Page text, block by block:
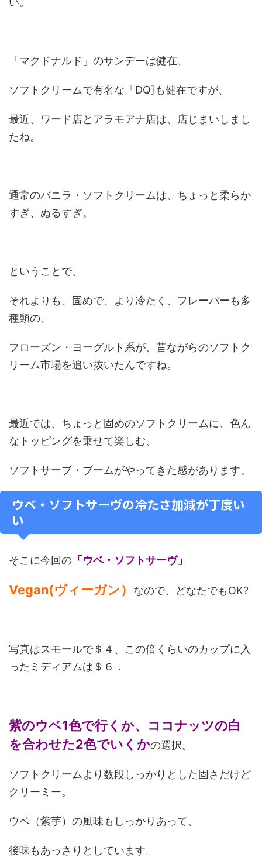
「マクドナルド」のサンデーは健在、
ソフトクリームで有名な「DQ]も健在ですが、
最近、ワード店とアラモアナ店は、店じまいしまし
たね。
通常のバニラ・ソフトクリームは、ちょっと柔らか
すぎ、ぬるすぎ。
ということで、
それよりも、固めで、より冷たく、フレーバーも多
種類の、
フローズン・ヨーグルト系が、昔ながらのソフトク
リーム市場を追い抜いたんですね。
最近では、ちょっと固めのソフトクリームに、色ん
なトッピングを乗せて楽しむ、
ソフトサーブ・ブームがやってきた感があります。
ウベ・ソフトサーヴの冷たさ加減が丁度い
い
そこに今回の 「ウベ・ソフトサーヴ」
Vegan(ヴィーガン） なので、どなたでもOK?
写真はスモールで＄４、この倍くらいのカップに入
ったミディアムは＄６．
紫のウベ1色で行くか、ココナッツの白
を合わせた2色でいくかの選択。
ソフトクリームより数段しっかりとした固さだけど
クリーミー。
ウベ（紫芋）の風味もしっかりあって、
後味もあっさりとしています。